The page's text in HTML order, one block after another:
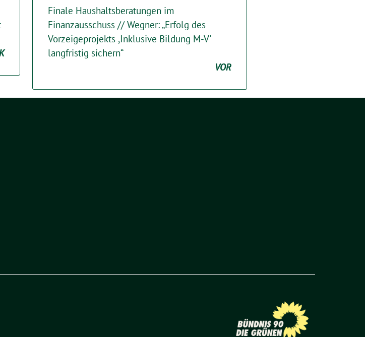
Finale Haushaltsberatungen im
Finanzausschuss // Wegner: „Erfolg des
Vorzeigeprojekts ,Inklusive Bildung M-V‘
langfristig sichern“
VOR